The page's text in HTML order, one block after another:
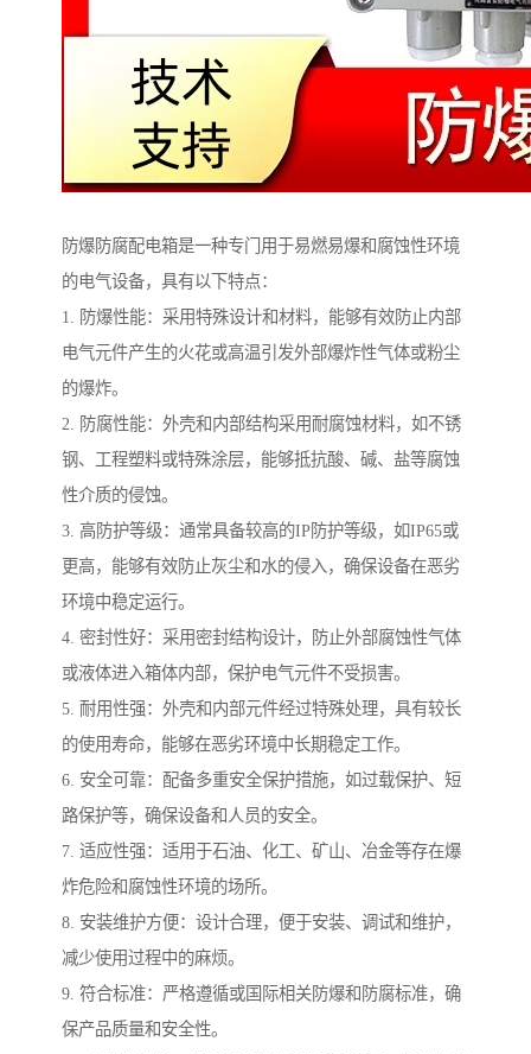
防爆防腐配电箱是一种专门用于易燃易爆和腐蚀性环境
的电气设备，具有以下特点：
1. 防爆性能：采用特殊设计和材料，能够有效防止内部
电气元件产生的火花或高温引发外部爆炸性气体或粉尘
的爆炸。
2. 防腐性能：外壳和内部结构采用耐腐蚀材料，如不锈
钢、工程塑料或特殊涂层，能够抵抗酸、碱、盐等腐蚀
性介质的侵蚀。
3. 高防护等级：通常具备较高的IP防护等级，如IP65或
更高，能够有效防止灰尘和水的侵入，确保设备在恶劣
环境中稳定运行。
4. 密封性好：采用密封结构设计，防止外部腐蚀性气体
或液体进入箱体内部，保护电气元件不受损害。
5. 耐用性强：外壳和内部元件经过特殊处理，具有较长
的使用寿命，能够在恶劣环境中长期稳定工作。
6. 安全可靠：配备多重安全保护措施，如过载保护、短
路保护等，确保设备和人员的安全。
7. 适应性强：适用于石油、化工、矿山、冶金等存在爆
炸危险和腐蚀性环境的场所。
8. 安装维护方便：设计合理，便于安装、调试和维护，
减少使用过程中的麻烦。
9. 符合标准：严格遵循或国际相关防爆和防腐标准，确
保产品质量和安全性。